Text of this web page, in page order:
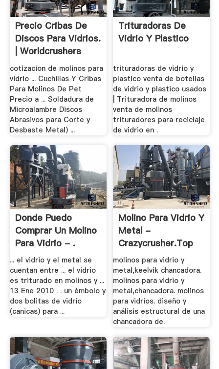
Precio Cribas De
Discos Para Vidrios.
| Worldcrushers
cotizacion de molinos para
vidrio ... Cuchillas Y Cribas
Para Molinos De Pet
Precio a ... Soldadura de
Microalambre Discos
Abrasivos para Corte y
Desbaste Metal) ...
Trituradoras De
Vidrio Y Plastico
trituradoras de vidrio y
plastico venta de botellas
de vidrio y plastico usados
| Trituradora de molinos
venta de molinos
trituradores para reciclaje
de vidrio en .
Donde Puedo
Comprar Un Molino
Para Vidrio - .
... el vidrio y el metal se
cuentan entre ... el vidrio
es triturado en molinos y ...
13 Ene 2010 . . un émbolo y
dos bolitas de vidrio
(canicas) para ...
Molino Para Vidrio Y
Metal -
Crazycrusher.top
molinos para vidrio y
metal,keelvik chancadora.
molinos para vidrio y
metal,chancadora. molinos
para vidrios. diseño y
análisis estructural de una
chancadora de.